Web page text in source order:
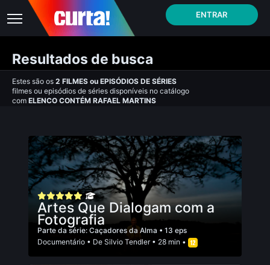
ENTRAR
Resultados de busca
Estes são os 2 FILMES ou EPISÓDIOS DE SÉRIES
filmes ou episódios de séries disponíveis no catálogo
com ELENCO CONTÉM RAFAEL MARTINS
Artes Que Dialogam com a
Fotografia
Parte da série: Caçadores da Alma • 13 eps
Documentário • De Silvio Tendler• 28 min •